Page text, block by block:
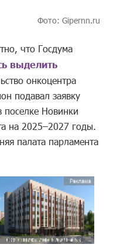
Фото: Gipernn.ru
что Госдума
выделить
онкоцентра
подавал заявку
Новинки
на 2025–2027 годы.
палата парламента